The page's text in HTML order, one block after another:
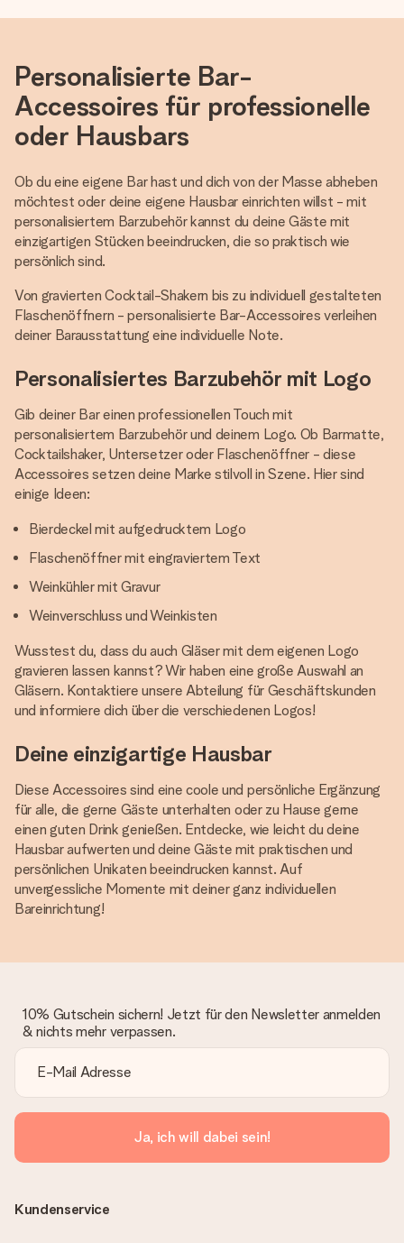
Personalisierte Bar-
Accessoires für professionelle
oder Hausbars
Ob du eine eigene Bar hast und dich von der Masse abheben
möchtest oder deine eigene Hausbar einrichten willst - mit
personalisiertem Barzubehör kannst du deine Gäste mit
einzigartigen Stücken beeindrucken, die so praktisch wie
persönlich sind.
Von gravierten Cocktail-Shakern bis zu individuell gestalteten
Flaschenöffnern - personalisierte Bar-Accessoires verleihen
deiner Barausstattung eine individuelle Note.
Personalisiertes Barzubehör mit Logo
Gib deiner Bar einen professionellen Touch mit
personalisiertem Barzubehör und deinem Logo. Ob Barmatte,
Cocktailshaker, Untersetzer oder Flaschenöffner - diese
Accessoires setzen deine Marke stilvoll in Szene. Hier sind
einige Ideen:
Bierdeckel mit aufgedrucktem Logo
Flaschenöffner mit eingraviertem Text
Weinkühler mit Gravur
Weinverschluss und Weinkisten
Wusstest du, dass du auch Gläser mit dem eigenen Logo
gravieren lassen kannst? Wir haben eine große Auswahl an
Gläsern. Kontaktiere unsere Abteilung für Geschäftskunden
und informiere dich über die verschiedenen Logos!
Deine einzigartige Hausbar
Diese Accessoires sind eine coole und persönliche Ergänzung
für alle, die gerne Gäste unterhalten oder zu Hause gerne
einen guten Drink genießen. Entdecke, wie leicht du deine
Hausbar aufwerten und deine Gäste mit praktischen und
persönlichen Unikaten beeindrucken kannst. Auf
unvergessliche Momente mit deiner ganz individuellen
Bareinrichtung!
10% Gutschein sichern! Jetzt für den Newsletter anmelden
& nichts mehr verpassen.
Ja, ich will dabei sein!
Kundenservice